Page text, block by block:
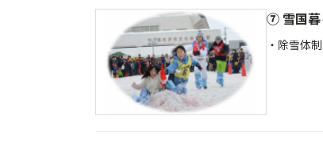
⑦ 雪国暮
・除雪体